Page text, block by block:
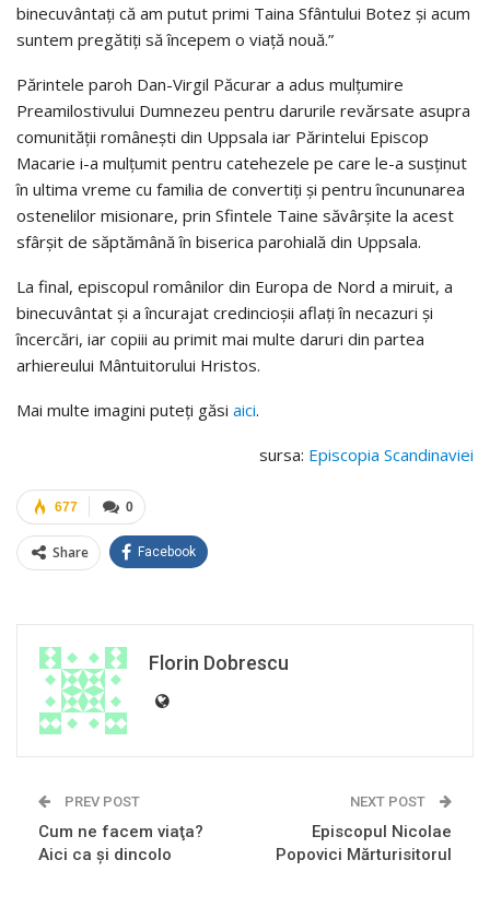
binecuvântați că am putut primi Taina Sfântului Botez și acum
suntem pregătiți să începem o viață nouă.”
Părintele paroh Dan-Virgil Păcurar a adus mulțumire
Preamilostivului Dumnezeu pentru darurile revărsate asupra
comunității românești din Uppsala iar Părintelui Episcop
Macarie i-a mulțumit pentru catehezele pe care le-a susținut
în ultima vreme cu familia de convertiți și pentru încununarea
ostenelilor misionare, prin Sfintele Taine săvârșite la acest
sfârșit de săptămână în biserica parohială din Uppsala.
La final, episcopul românilor din Europa de Nord a miruit, a
binecuvântat și a încurajat credincioșii aflați în necazuri și
încercări, iar copiii au primit mai multe daruri din partea
arhiereului Mântuitorului Hristos.
Mai multe imagini puteți găsi aici.
sursa: Episcopia Scandinaviei
0
677
Share Facebook
Florin Dobrescu
PREV POST
Cum ne facem viaţa?
Aici ca şi dincolo
NEXT POST
Episcopul Nicolae
Popovici Mărturisitorul